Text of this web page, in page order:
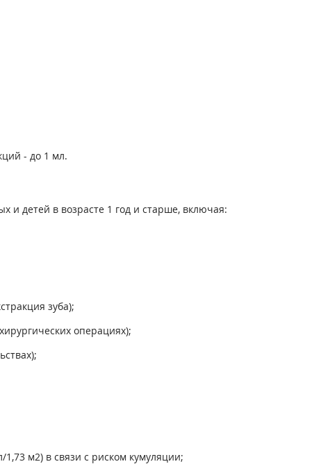
- до 1 мл.
и детей в возрасте 1 год и старше, включая:
зуба);
операциях);
1,73 м2) в связи с риском кумуляции;